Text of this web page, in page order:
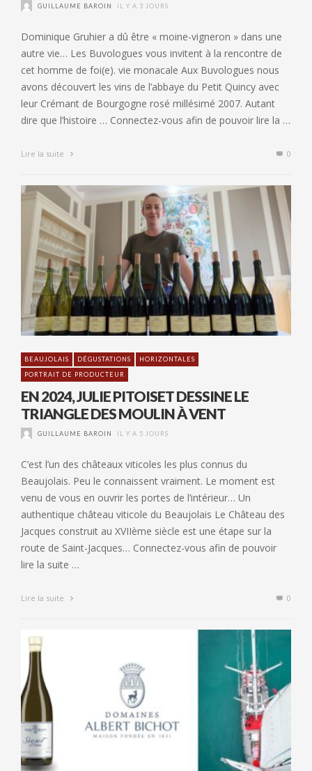
GUILLAUME BAROIN IL Y A 3 JOURS
Dominique Gruhier a dû être « moine-vigneron » dans une
autre vie… Les Buvologues vous invitent à la rencontre de
cet homme de foi(e). vie monacale Aux Buvologues nous
avons découvert les vins de l’abbaye du Petit Quincy avec
leur Crémant de Bourgogne rosé millésimé 2007. Autant
dire que l’histoire … Connectez-vous afin de pouvoir lire la …
Lire la suite 0
BEAUJOLAIS DÉGUSTATIONS
HORIZONTALES
PORTRAIT DE PRODUCTEUR
EN 2024, JULIE PITOISET DESSINE LE
TRIANGLE DES MOULIN À VENT
GUILLAUME BAROIN IL Y A 5 JOURS
C’est l’un des châteaux viticoles les plus connus du
Beaujolais. Peu le connaissent vraiment. Le moment est
venu de vous en ouvrir les portes de l’intérieur… Un
authentique château viticole du Beaujolais Le Château des
Jacques construit au XVIIème siècle est une étape sur la
route de Saint-Jacques… Connectez-vous afin de pouvoir
lire la suite …
Lire la suite 0